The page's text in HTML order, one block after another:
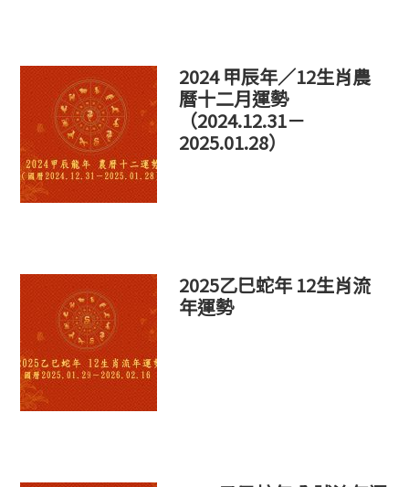
2024 甲辰年／12生肖農
曆十二月運勢
（2024.12.31－
2025.01.28）
2025乙巳蛇年 12生肖流
年運勢